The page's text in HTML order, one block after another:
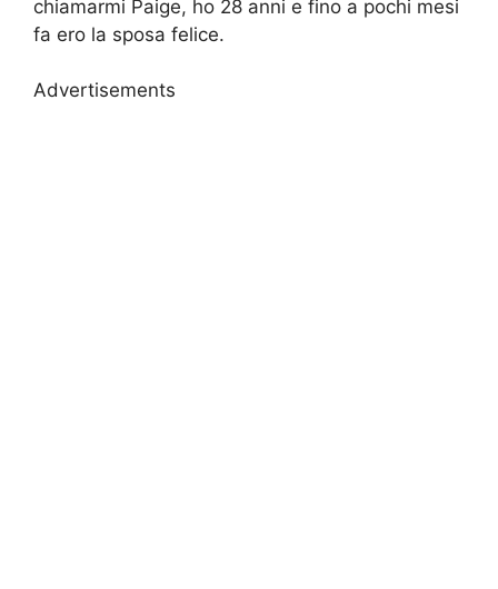
chiamarmi Paige, ho 28 anni e fino a pochi mesi
fa ero la sposa felice.
Advertisements